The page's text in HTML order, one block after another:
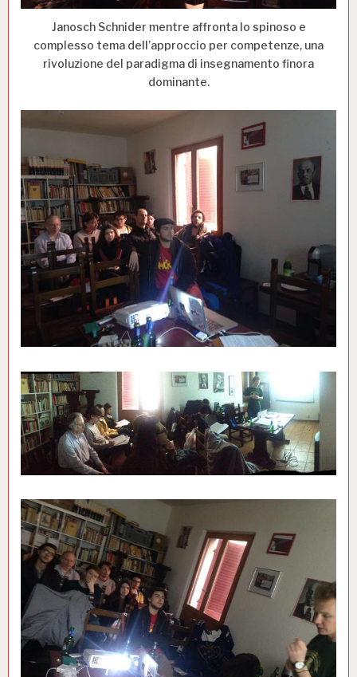
Janosch Schnider mentre affronta lo spinoso e
complesso tema dell’approccio per competenze, una
rivoluzione del paradigma di insegnamento finora
dominante.